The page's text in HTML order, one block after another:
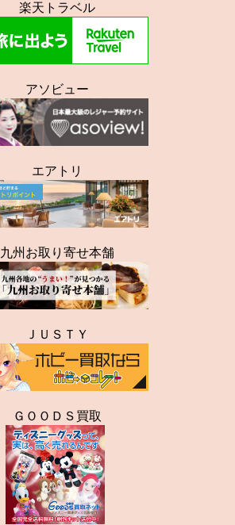
楽天トラベル
アソビュー
エアトリ
九州お取り寄せ本舗
ＪＵＳＴＹ
ＧＯＯＤＳ買取